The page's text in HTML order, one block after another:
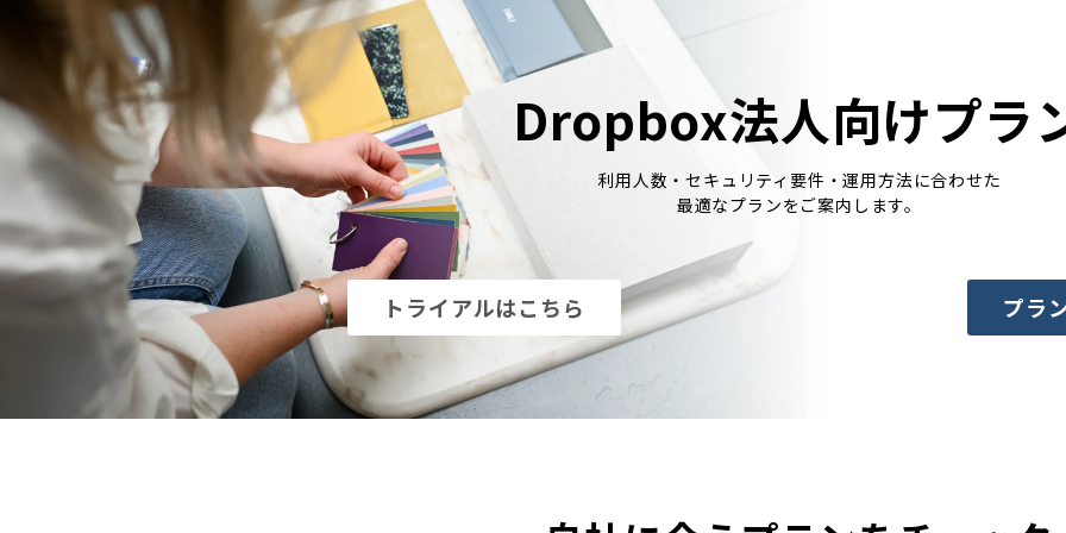
Dropbox法人向けプラ
利用人数・セキュリティ要件・運用方法に合わせた
最適なプランをご案内します。
トライアルはこちら プラ